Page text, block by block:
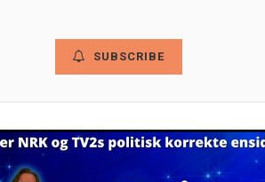
SUBSCRIBE